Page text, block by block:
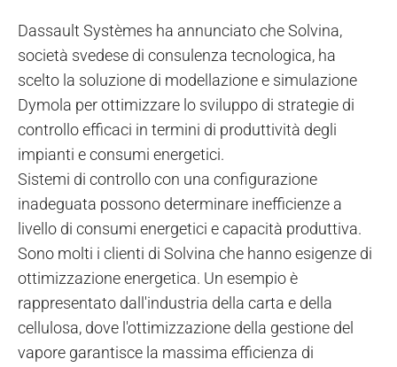
Dassault Systèmes ha annunciato che Solvina,
società svedese di consulenza tecnologica, ha
scelto la soluzione di modellazione e simulazione
Dymola per ottimizzare lo sviluppo di strategie di
controllo efficaci in termini di produttività degli
impianti e consumi energetici.
Sistemi di controllo con una configurazione
inadeguata possono determinare inefficienze a
livello di consumi energetici e capacità produttiva.
Sono molti i clienti di Solvina che hanno esigenze di
ottimizzazione energetica. Un esempio è
rappresentato dall'industria della carta e della
cellulosa, dove l'ottimizzazione della gestione del
vapore garantisce la massima efficienza di